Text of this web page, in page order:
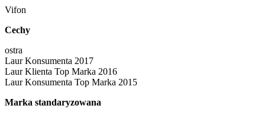
Vifon
Cechy
ostra
Laur Konsumenta 2017
Laur Klienta Top Marka 2016
Laur Konsumenta Top Marka 2015
Marka standaryzowana